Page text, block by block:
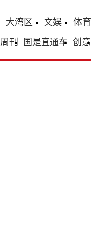
大湾区 文娱 体育
刊 国是直通车 创意